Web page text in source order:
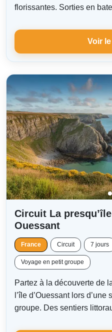
florissantes. Sorties en
Voir
Circuit La
Ouessant
France Circuit 7 jours
Voyage en petit groupe
Partez à la découverte de
l’île d’Ouessant lors
groupe. Des sentiers